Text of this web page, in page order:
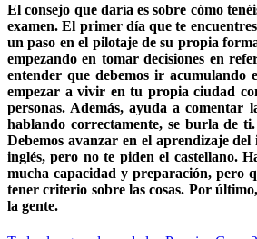
El consejo que daría es sobre cómo
examen. El primer día que te
un paso en el pilotaje de su propia
empezando en tomar decisiones en
entender que debemos ir
empezar a vivir en tu propia ciudad
personas. Además, ayuda a comentar
hablando correctamente, se burla de
Debemos avanzar en el aprendizaje
inglés, pero no te piden el castellano.
mucha capacidad y preparación, pero
tener criterio sobre las cosas. Por
la gente.